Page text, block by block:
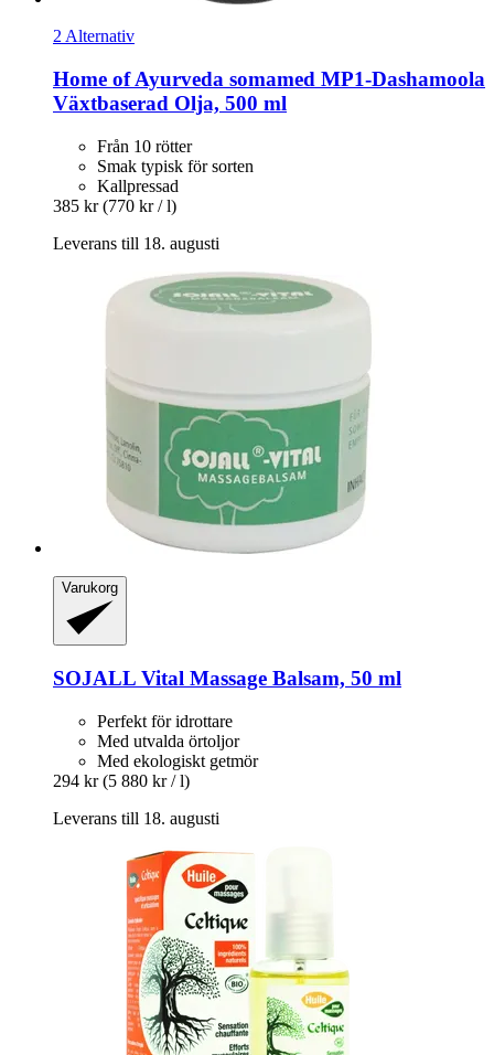
2 Alternativ
Home of Ayurveda somamed MP1-​Dashamoola
Växtbaserad Olja, 500 ml
Från 10 rötter
Smak typisk för sorten
Kallpressad
385 kr (770 kr / l)
Leverans till 18. augusti
Varukorg
SOJALL Vital Massage Balsam, 50 ml
Perfekt för idrottare
Med utvalda örtoljor
Med ekologiskt getmör
294 kr (5 880 kr / l)
Leverans till 18. augusti